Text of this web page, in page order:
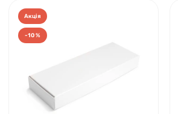
Акція
-10 %